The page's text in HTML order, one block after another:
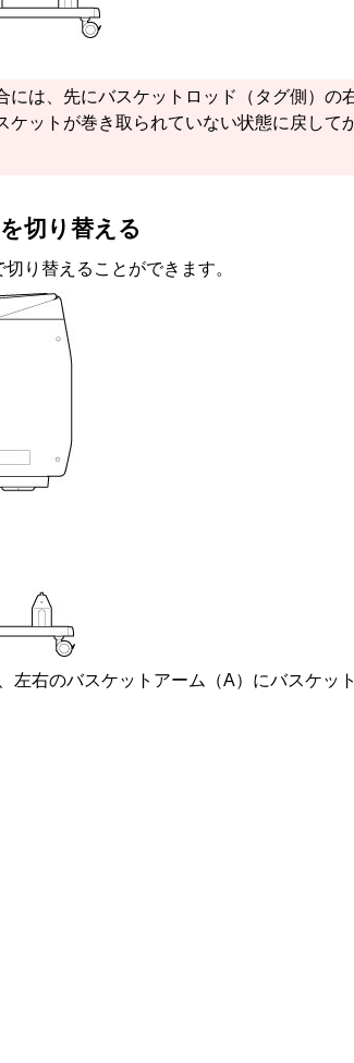
には、先にバスケットロッド（タグ側） の
ケット が巻き取られていない状態に戻して
切り替える
り替えることができます。
左右のバスケットアーム （A）にバスケッ